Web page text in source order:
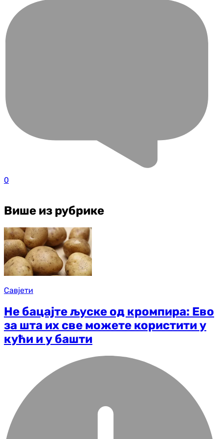
0
Више из рубрике
Савјети
Не бацајте љуске од кромпира: Ево
за шта их све можете користити у
кући и у башти